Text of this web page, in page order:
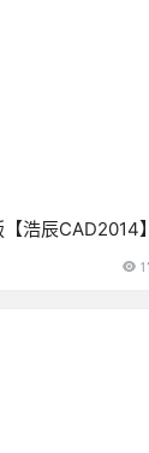
浩辰CAD2014】